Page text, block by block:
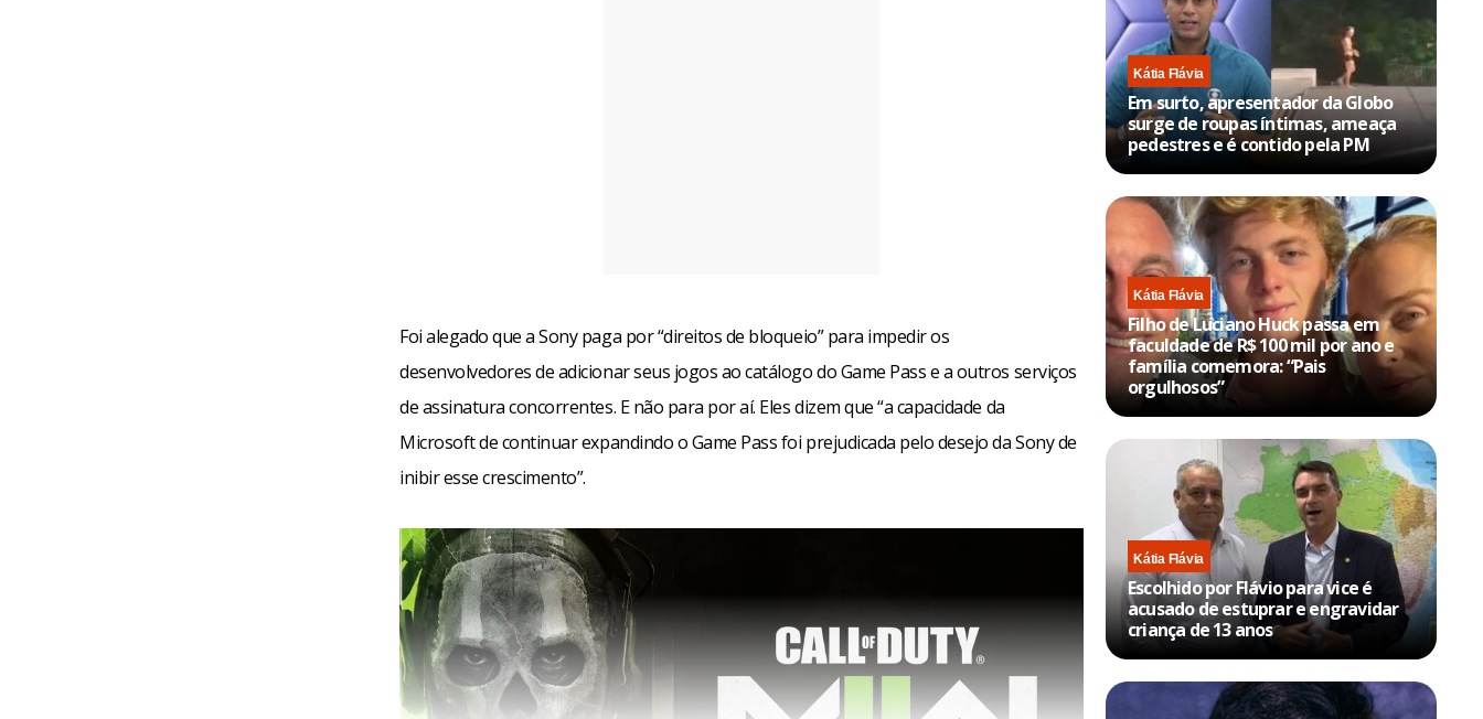
Foi alegado que a Sony paga por “direitos de bloqueio” para impedir os
desenvolvedores de adicionar seus jogos ao catálogo do Game Pass e a outros serviços
de assinatura concorrentes. E não para por aí. Eles dizem que “a capacidade da
Microsoft de continuar expandindo o Game Pass foi prejudicada pelo desejo da Sony de
inibir esse crescimento”.
Kátia Flávia
Em surto, apresentador da Globo
surge de roupas íntimas, ameaça
pedestres e é contido pela PM
Kátia Flávia
Filho de Luciano Huck passa em
faculdade de R$ 100 mil por ano e
família comemora: “Pais
orgulhosos”
Kátia Flávia
Escolhido por Flávio para vice é
acusado de estuprar e engravidar
criança de 13 anos